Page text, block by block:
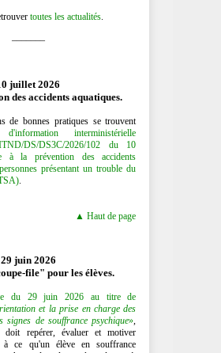
toutes les actualités.
juillet 2026
des accidents aquatiques.
de bonnes pratiques se trouvent
interministérielle
DS/DS3C/2026/102 du 10
à la prévention des accidents
présentant un trouble du
.
▲ Haut de page
29 juin 2026
file" pour les élèves.
du 29 juin 2026 au titre de
et la prise en charge des
signes de souffrance psychique»
doit repérer, évaluer et motiver
ce qu'un élève en souffrance